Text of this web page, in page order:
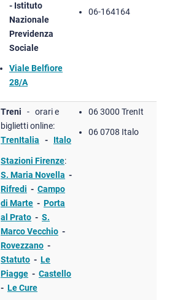
- Istituto
Nazionale
Previdenza
Sociale
Viale Belfiore
28/A
06-164164
Treni - orari e
biglietti online:
TrenItalia - Italo
Stazioni Firenze:
S. Maria Novella ​ -
Rifredi - Campo
di Marte - Porta
al Prato - S.
Marco Vecchio -
Rovezzano -
Statuto - Le
Piagge - Castello
- Le Cure
06 3000 TrenIt
06 0708 Italo